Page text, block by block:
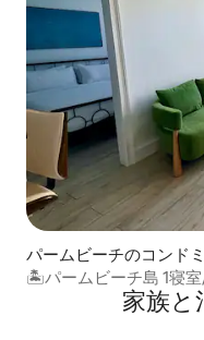
パームビーチのコンド
🏝パームビーチ島 1寝
家族と